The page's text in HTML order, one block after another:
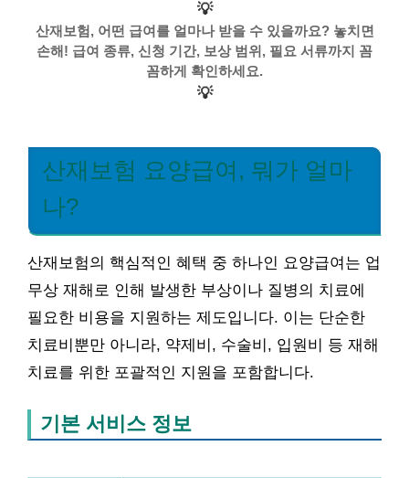
💡
산재보험, 어떤 급여를 얼마나 받을 수 있을까요? 놓치면
손해! 급여 종류, 신청 기간, 보상 범위, 필요 서류까지 꼼
꼼하게 확인하세요.
💡
산재보험 요양급여, 뭐가 얼마
나?
산재보험의 핵심적인 혜택 중 하나인 요양급여는 업
무상 재해로 인해 발생한 부상이나 질병의 치료에
필요한 비용을 지원하는 제도입니다. 이는 단순한
치료비뿐만 아니라, 약제비, 수술비, 입원비 등 재해
치료를 위한 포괄적인 지원을 포함합니다.
기본 서비스 정보